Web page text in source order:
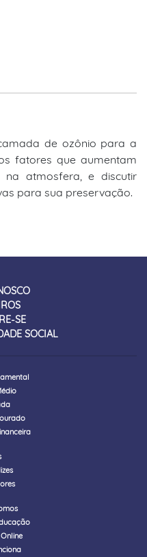
de ozônio para a
fatores que aumentam
na atmosfera, e discutir
para sua preservação.
SE
SOCIAL